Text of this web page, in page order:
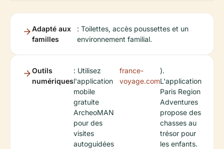
Adapté aux
familles
: Toilettes, accès poussettes et un
environnement familial.
Outils
numériques
: Utilisez
l'application
mobile
gratuite
ArcheoMAN
pour des
visites
autoguidées
france-
voyage.com
).
L'application
Paris Region
Adventures
propose des
chasses au
trésor pour
les enfants.